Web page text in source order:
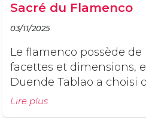
Sacré du Flamenco
03/11/2025
Le flamenco possède
facettes et dimensions,
Duende Tablao a choisi
préserver la tradition et
Lire plus